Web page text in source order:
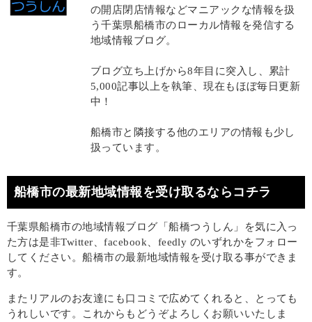
の開店閉店情報などマニアックな情報を扱
う千葉県船橋市のローカル情報を発信する
地域情報ブログ。
ブログ立ち上げから8年目に突入し、累計
5,000記事以上を執筆、現在もほぼ毎日更新
中！
船橋市と隣接する他のエリアの情報も少し
扱っています。
船橋市の最新地域情報を受け取るならコチラ
千葉県船橋市の地域情報ブログ「船橋つうしん」を気に入っ
た方は是非Twitter、facebook、feedly のいずれかをフォロー
してください。船橋市の最新地域情報を受け取る事ができま
す。
またリアルのお友達にも口コミで広めてくれると、とっても
うれしいです。これからもどうぞよろしくお願いいたしま